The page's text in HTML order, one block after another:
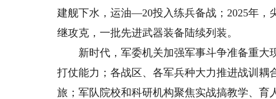
建舰下水，运油—20投入练兵备战；2025年，
继攻克，一批先进武器装备陆续列装。
新时代，军委机关加强军事斗争准备重大
打仗能力；各战区、各军兵种大力推进战训
旅；军队院校和科研机构聚焦实战搞教学、育